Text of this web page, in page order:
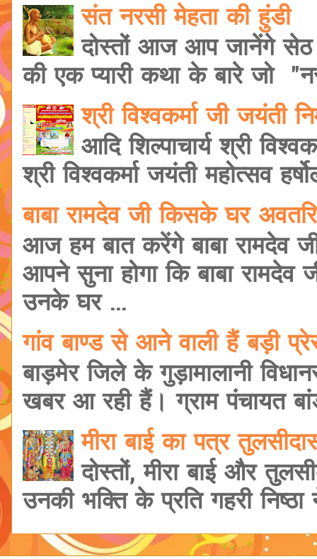
संत नरसी मेहता की हुंडी
दोस्तों आज आप जानेंगे सेठ
की एक प्यारी कथा के बारे जो
श्री विश्वकर्मा जी जयंती
आदि शिल्पाचार्य श्री
श्री विश्वकर्मा जयंती महोत्सव
बाबा रामदेव जी किसके घर
आज हम बात करेंगे बाबा
आपने सुना होगा कि बाबा
उनके घर ...
गांव बाण्ड से आने वाली हैं बड़ी
बाड़मेर जिले के गुड़ामालानी
खबर आ रही हैं। ग्राम पंचायत
मीरा बाई का पत्र
दोस्तों, मीरा बाई और
उनकी भक्ति के प्रति गहरी